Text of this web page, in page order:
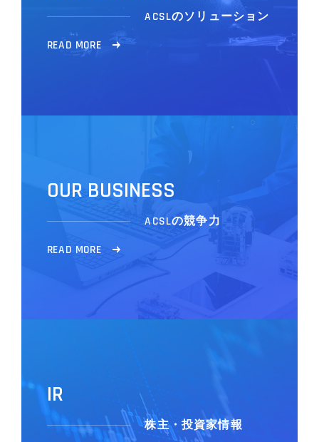
ACSLのソリューション
READ MORE
OUR BUSINESS
ACSLの競争力
READ MORE
IR
株主・投資家情報